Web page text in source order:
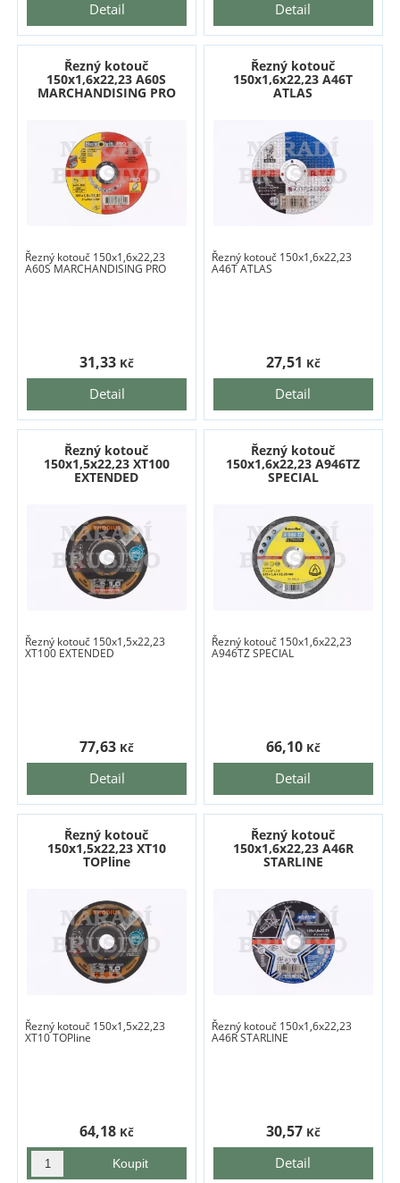
Detail Detail
Řezný kotouč
150x1,6x22,23 A60S
MARCHANDISING PRO
Řezný kotouč 150x1,6x22,23
A60S MARCHANDISING PRO
Detail
31,33 Kč
Řezný kotouč
150x1,6x22,23 A46T
ATLAS
Řezný kotouč 150x1,6x22,23
A46T ATLAS
Detail
27,51 Kč
Řezný kotouč
150x1,5x22,23 XT100
EXTENDED
Řezný kotouč 150x1,5x22,23
XT100 EXTENDED
Detail
77,63 Kč
Řezný kotouč
150x1,6x22,23 A946TZ
SPECIAL
Řezný kotouč 150x1,6x22,23
A946TZ SPECIAL
Detail
66,10 Kč
Řezný kotouč
150x1,5x22,23 XT10
TOPline
Řezný kotouč 150x1,5x22,23
XT10 TOPline
64,18 Kč
Řezný kotouč
150x1,6x22,23 A46R
STARLINE
Řezný kotouč 150x1,6x22,23
A46R STARLINE
Detail
30,57 Kč